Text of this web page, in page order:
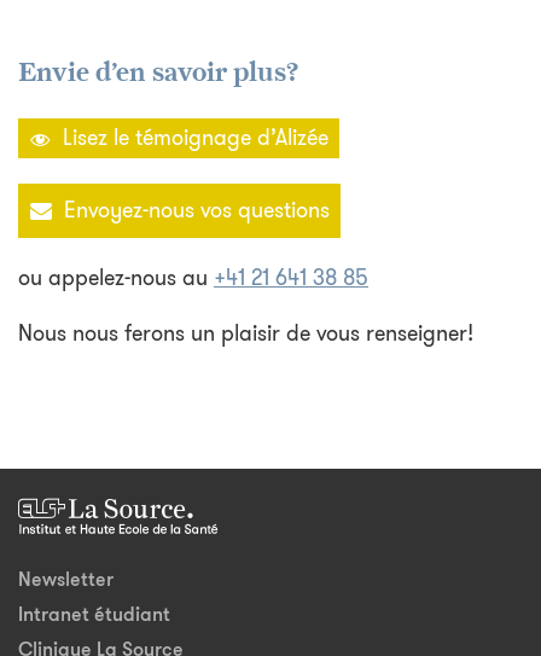
Envie d’en savoir plus?
Lisez le témoignage d’Alizée
Envoyez-nous vos questions
ou appelez-nous au +41 21 641 38 85
Nous nous ferons un plaisir de vous renseigner!
Newsletter
Intranet étudiant
Clinique La Source